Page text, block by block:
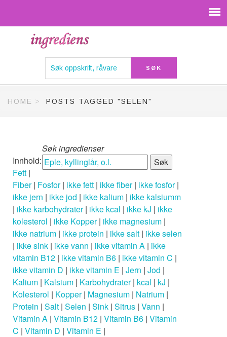
HOME POSTS TAGGED "SELEN"
Søk ingredienser
Innhold:
Fett |
Fiber| Fosfor| ikke fett | ikke fiber| ikke fosfor|
ikke jern | ikke jod | ikke kalium | ikke kalsiumm
| ikke karbohydrater| ikke kcal | ikke kJ | ikke
kolesterol | ikke Kopper| ikke magnesium |
ikke natrium | ikke protein | ikke salt | ikke selen
| ikke sink | ikke vann | ikke vitamin A | ikke
vitamin B12 | ikke vitamin B6 | ikke vitamin C |
ikke vitamin D | ikke vitamin E | Jern | Jod |
Kalium | Kalsium | Karbohydrater| kcal | kJ |
Kolesterol | Kopper| Magnesium | Natrium |
Protein | Salt | Selen | Sink | Sitrus | Vann |
Vitamin A | Vitamin B12 | Vitamin B6 | Vitamin
C | Vitamin D | Vitamin E |